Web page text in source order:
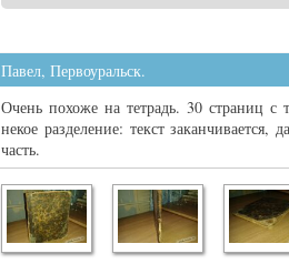
Павел, Первоуральск.
Очень похоже на тетрадь. 30 страниц с
некое разделение: текст
часть.